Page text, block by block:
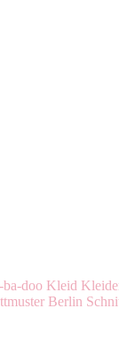
doo Kleid
Berlin